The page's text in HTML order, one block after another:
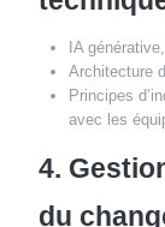
IA
Architecture
Principes
avec les
4.
du